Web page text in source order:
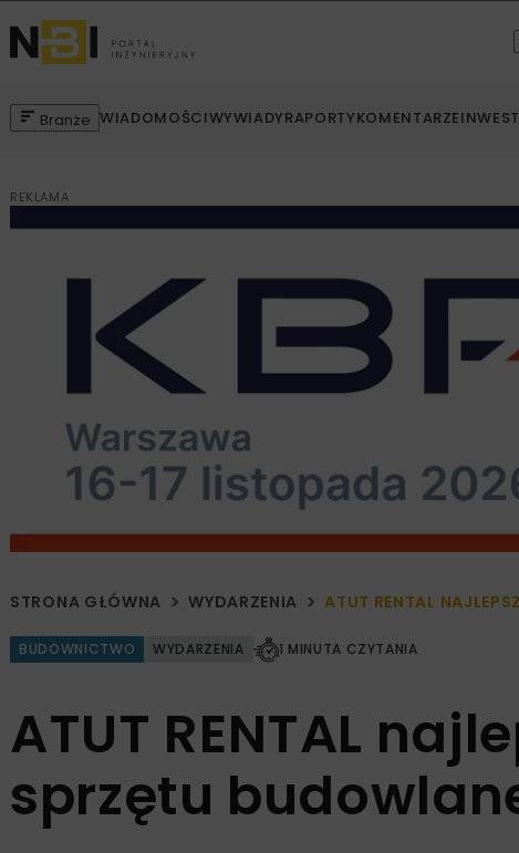
Branże WIADOMOŚCIWYWIADYRAPORTYKOMENTARZE
REKLAMA
STRONA GŁÓWNA WYDARZENIA ATUT RENTAL
BUDOWNICTWO WYDARZENIA 1 MINUTA CZYTANIA
ATUT RENTAL
sprzętu